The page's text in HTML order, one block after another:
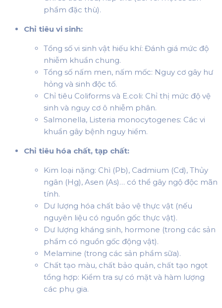
phẩm đặc thù).
Chỉ tiêu vi sinh:
Tổng số vi sinh vật hiếu khí: Đánh giá mức độ
nhiễm khuẩn chung.
Tổng số nấm men, nấm mốc: Nguy cơ gây hư
hỏng và sinh độc tố.
Chỉ tiêu Coliforms và E.coli: Chỉ thị mức độ vệ
sinh và nguy cơ ô nhiễm phân.
Salmonella, Listeria monocytogenes: Các vi
khuẩn gây bệnh nguy hiểm.
Chỉ tiêu hóa chất, tạp chất:
Kim loại nặng: Chì (Pb), Cadmium (Cd), Thủy
ngân (Hg), Asen (As)… có thể gây ngộ độc mãn
tính.
Dư lượng hóa chất bảo vệ thực vật (nếu
nguyên liệu có nguồn gốc thực vật).
Dư lượng kháng sinh, hormone (trong các sản
phẩm có nguồn gốc động vật).
Melamine (trong các sản phẩm sữa).
Chất tạo màu, chất bảo quản, chất tạo ngọt
tổng hợp: Kiểm tra sự có mặt và hàm lượng
các phụ gia.